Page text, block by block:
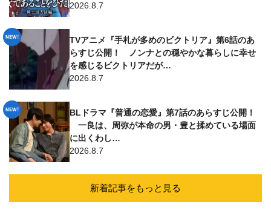
2026.8.7
TVアニメ『手札が多めのビクトリア』第6話のあ
らすじ公開！ ノンナとの穏やかな暮らしに幸せ
を感じるビクトリアだが…
2026.8.7
BLドラマ『普通の恋愛』第7話のあらすじ公開！
一良は、周弥が本命の男・豊と揉めている場面
に出くわし…
2026.8.7
新着記事をもっと見る